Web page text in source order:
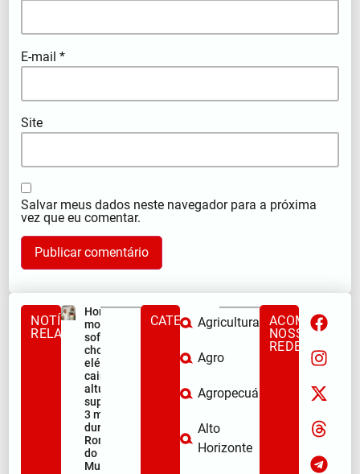
E-mail*
Site
Salvar meus dados neste navegador para a próxima
vez que eu comentar.
NOTÍCIAS
RELACIONADAS
Homem
morre após
sofrer
choque
elétrico e
cair de
altura
superior a
3 metros
durante a
Romaria
do
Muquém
CATEGORIASAgricultura
Agro
Agropecuária
Alto
Horizonte
ACOMPANHE
NOSSAS
REDES